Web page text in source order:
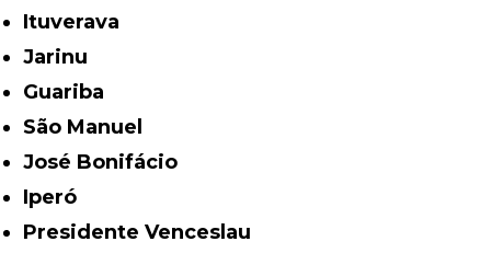
Ituverava
Jarinu
Guariba
São Manuel
José Bonifácio
Iperó
Presidente Venceslau